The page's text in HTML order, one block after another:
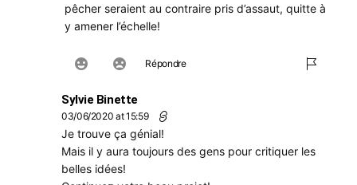
pêcher seraient au contraire pris d’assaut, quitte à
y amener l’échelle!
Répondre
Sylvie Binette
03/06/2020 at 15:59
Je trouve ça génial!
Mais il y aura toujours des gens pour critiquer les
belles idées!